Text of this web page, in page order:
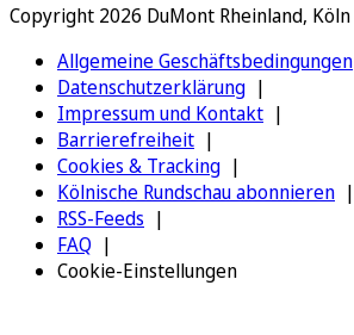
Copyright 2026 DuMont Rheinland, Köln
Allgemeine Geschäftsbedingungen
Datenschutzerklärung
Impressum und Kontakt
Barrierefreiheit
Cookies & Tracking
Kölnische Rundschau abonnieren
RSS-Feeds
FAQ
Cookie-Einstellungen